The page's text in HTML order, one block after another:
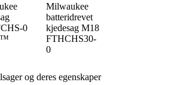
0
Milwaukee
batteridrevet
kjedesag M18
FTHCHS30-
0
og deres egenskaper